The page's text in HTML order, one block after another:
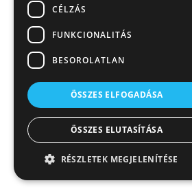
CÉLZÁS
FUNKCIONALITÁS
BESOROLATLAN
ÖSSZES ELFOGADÁSA
ÖSSZES ELUTASÍTÁSA
RÉSZLETEK MEGJELENÍTÉSE